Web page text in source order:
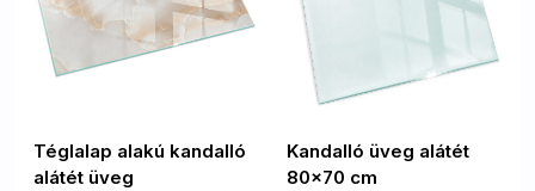
Téglalap alakú kandalló
alátét üveg
Kandalló üveg alátét
80x70 cm